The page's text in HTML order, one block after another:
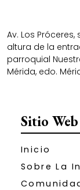
Av. Los
altura de la
parroquial
Mérida, edo.
Sitio Web
Inicio
Sobre La